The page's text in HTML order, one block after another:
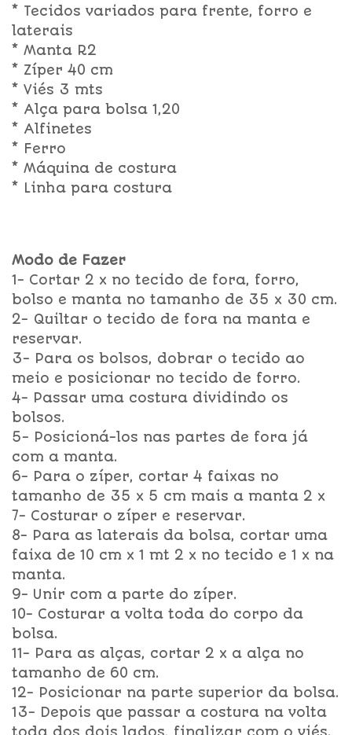
* Tecidos variados para frente, forro e
laterais
* Manta R2
* Zíper 40 cm
* Viés 3 mts
* Alça para bolsa 1,20
* Alfinetes
* Ferro
* Máquina de costura
* Linha para costura
Modo de Fazer
1- Cortar 2 x no tecido de fora, forro,
bolso e manta no tamanho de 35 x 30 cm.
2- Quiltar o tecido de fora na manta e
reservar.
3- Para os bolsos, dobrar o tecido ao
meio e posicionar no tecido de forro.
4- Passar uma costura dividindo os
bolsos.
5- Posicioná-los nas partes de fora já
com a manta.
6- Para o zíper, cortar 4 faixas no
tamanho de 35 x 5 cm mais a manta 2 x
7- Costurar o zíper e reservar.
8- Para as laterais da bolsa, cortar uma
faixa de 10 cm x 1 mt 2 x no tecido e 1 x na
manta.
9- Unir com a parte do zíper.
10- Costurar a volta toda do corpo da
bolsa.
11- Para as alças, cortar 2 x a alça no
tamanho de 60 cm.
12- Posicionar na parte superior da bolsa.
13- Depois que passar a costura na volta
toda dos dois lados, finalizar com o viés.